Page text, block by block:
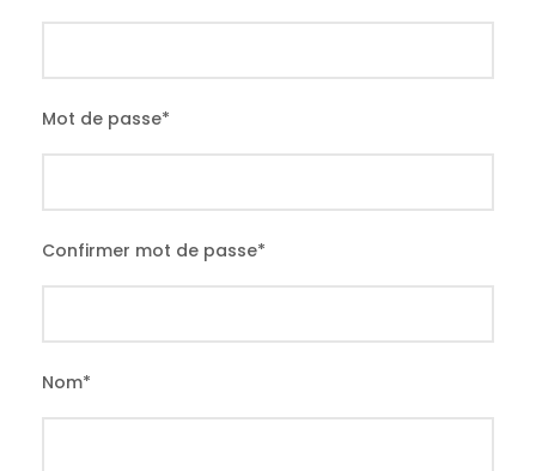
Mot de passe*
Confirmer mot de passe*
Nom*